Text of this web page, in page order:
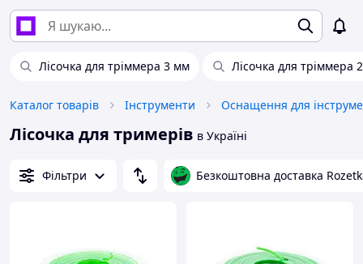
Лісочка для тріммера 3 мм Лісочка для тріммера
Каталог товарів Інструменти Оснащення для
Лісочка для тримерів в Україні
Фільтри Безкоштовна доставка